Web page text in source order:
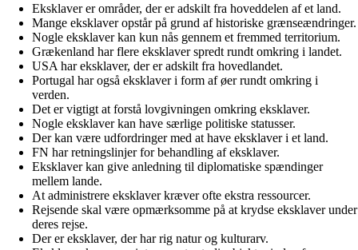
Eksklaver er områder, der er adskilt fra hoveddelen af et land.
Mange eksklaver opstår på grund af historiske grænseændringer.
Nogle eksklaver kan kun nås gennem et fremmed territorium.
Grækenland har flere eksklaver spredt rundt omkring i landet.
USA har eksklaver, der er adskilt fra hovedlandet.
Portugal har også eksklaver i form af øer rundt omkring i
verden.
Det er vigtigt at forstå lovgivningen omkring eksklaver.
Nogle eksklaver kan have særlige politiske statusser.
Der kan være udfordringer med at have eksklaver i et land.
FN har retningslinjer for behandling af eksklaver.
Eksklaver kan give anledning til diplomatiske spændinger
mellem lande.
At administrere eksklaver kræver ofte ekstra ressourcer.
Rejsende skal være opmærksomme på at krydse eksklaver under
deres rejse.
Der er eksklaver, der har rig natur og kulturarv.